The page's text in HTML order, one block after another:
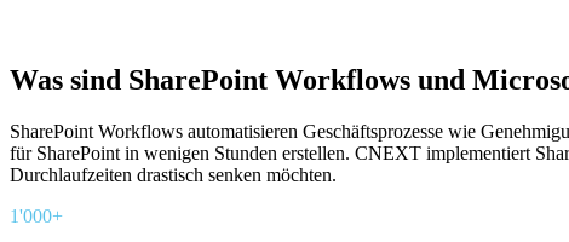
Was sind SharePoint Workflows und
SharePoint Workflows automatisieren Geschäftsprozesse wie
für SharePoint in wenigen Stunden erstellen. CNEXT implementiert
Durchlaufzeiten drastisch senken möchten.
1'000+